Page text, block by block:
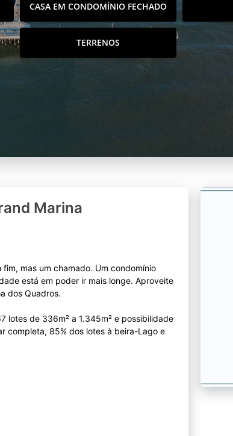
CASA EM CONDOMÍNIO FECHADO
TERRENOS
Marina
mas um chamado. Um condomínio
está em poder ir mais longe. Aproveite
dos Quadros.
lotes de 336m² a 1.345m² e possibilidade
completa, 85% dos lotes à beira-Lago e